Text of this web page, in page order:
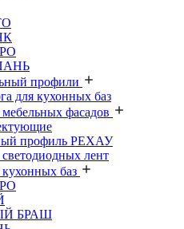
профили
для кухонных баз
фасадов
профиль РЕХАУ
лент
баз
БРАШ